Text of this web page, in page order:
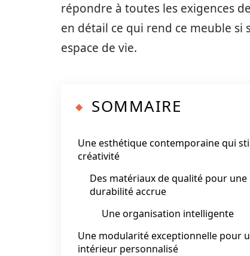
répondre à toutes les exigences
en détail ce qui rend ce meuble
espace de vie.
SOMMAIRE
Une esthétique contemporaine qui
créativité
Des matériaux de qualité pour une
durabilité accrue
Une organisation intelligente
Une modularité exceptionnelle pour
intérieur personnalisé